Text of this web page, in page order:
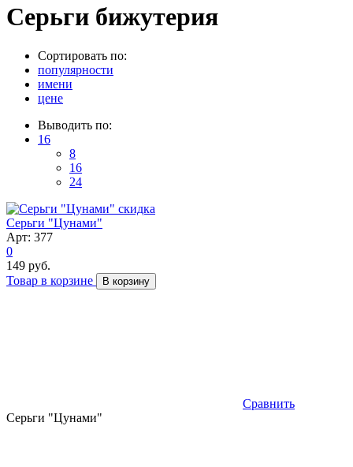
Серьги бижутерия
Сортировать по:
популярности
имени
цене
Выводить по:
16
8
16
24
скидка
Серьги "Цунами"
Арт: 377
0
149 руб.
Товар в корзине
В корзину
Сравнить
Серьги "Цунами"